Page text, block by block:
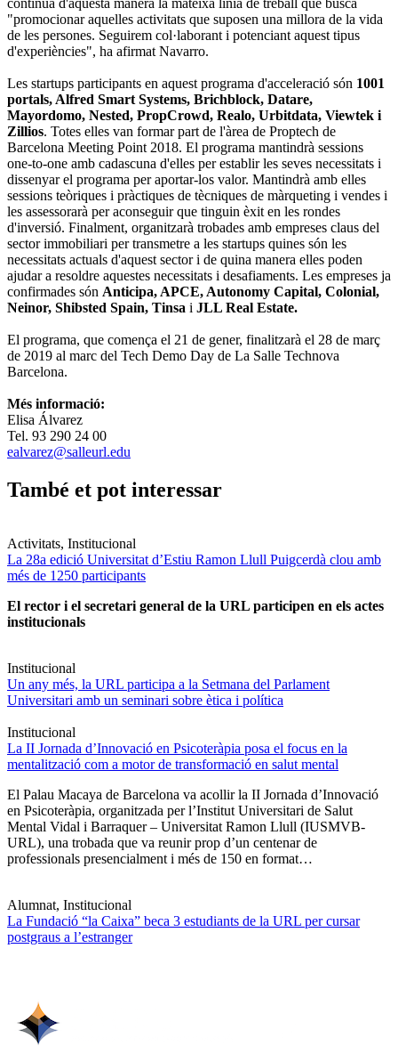
continua d'aquesta manera la mateixa línia de treball que busca
"promocionar aquelles activitats que suposen una millora de la vida
de les persones. Seguirem col·laborant i potenciant aquest tipus
d'experiències", ha afirmat Navarro.
Les startups participants en aquest programa d'acceleració són 1001
portals, Alfred Smart Systems, Brichblock, Datare,
Mayordomo, Nested, PropCrowd, Realo, Urbitdata, Viewtek i
Zillios. Totes elles van formar part de l'àrea de Proptech de
Barcelona Meeting Point 2018. El programa mantindrà sessions
one-to-one amb cadascuna d'elles per establir les seves necessitats i
dissenyar el programa per aportar-los valor. Mantindrà amb elles
sessions teòriques i pràctiques de tècniques de màrqueting i vendes i
les assessorarà per aconseguir que tinguin èxit en les rondes
d'inversió. Finalment, organitzarà trobades amb empreses claus del
sector immobiliari per transmetre a les startups quines són les
necessitats actuals d'aquest sector i de quina manera elles poden
ajudar a resoldre aquestes necessitats i desafiaments. Les empreses ja
confirmades són Anticipa, APCE, Autonomy Capital, Colonial,
Neinor, Shibsted Spain, Tinsa i JLL Real Estate.
El programa, que comença el 21 de gener, finalitzarà el 28 de març
de 2019 al marc del Tech Demo Day de La Salle Technova
Barcelona.
Més informació:
Elisa Álvarez
Tel. 93 290 24 00
ealvarez@salleurl.edu
També et pot interessar
Activitats, Institucional
La 28a edició Universitat d’Estiu Ramon Llull Puigcerdà clou amb
més de 1250 participants
El rector i el secretari general de la URL participen en els actes
institucionals
Institucional
Un any més, la URL participa a la Setmana del Parlament
Universitari amb un seminari sobre ètica i política
Institucional
La II Jornada d’Innovació en Psicoteràpia posa el focus en la
mentalització com a motor de transformació en salut mental
El Palau Macaya de Barcelona va acollir la II Jornada d’Innovació
en Psicoteràpia, organitzada per l’Institut Universitari de Salut
Mental Vidal i Barraquer – Universitat Ramon Llull (IUSMVB-
URL), una trobada que va reunir prop d’un centenar de
professionals presencialment i més de 150 en format…
Alumnat, Institucional
La Fundació “la Caixa” beca 3 estudiants de la URL per cursar
postgraus a l’estranger